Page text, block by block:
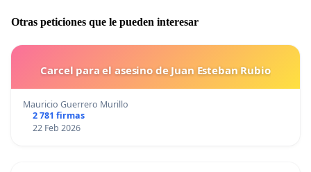
Otras peticiones que le pueden interesar
Carcel para el asesino de Juan Esteban Rubio
Mauricio Guerrero Murillo
2 781 firmas
22 Feb 2026